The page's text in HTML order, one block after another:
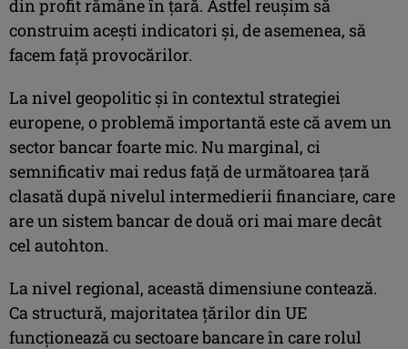
din profit rămâne în ţară. Astfel reuşim să
construim aceşti indicatori şi, de asemenea, să
facem faţă provocărilor.
La nivel geopolitic şi în contextul strategiei
europene, o problemă importantă este că avem un
sector bancar foarte mic. Nu marginal, ci
semnificativ mai redus faţă de următoarea ţară
clasată după nivelul intermedierii financiare, care
are un sistem bancar de două ori mai mare decât
cel autohton.
La nivel regional, această dimensiune contează.
Ca structură, majoritatea ţărilor din UE
funcţionează cu sectoare bancare în care rolul